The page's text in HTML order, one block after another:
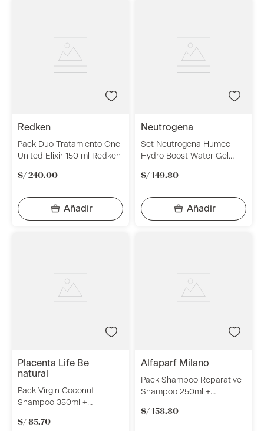
redken
Pack Duo Tratamiento One
United Elixir 150 ml Redken
S/ 240.00
neutrogena
Set Neutrogena Humec
Hydro Boost Water Gel
Hydroboost Serum 30ml
S/ 149.80
placenta life be
natural
Pack Virgin Coconut
Shampoo 350ml +
Mascarilla 350gr Placenta
S/ 85.70
alfaparf milano
Pack Shampoo Reparative
Shampoo 250ml +
200ml Alfaparf Milano
S/ 158.80